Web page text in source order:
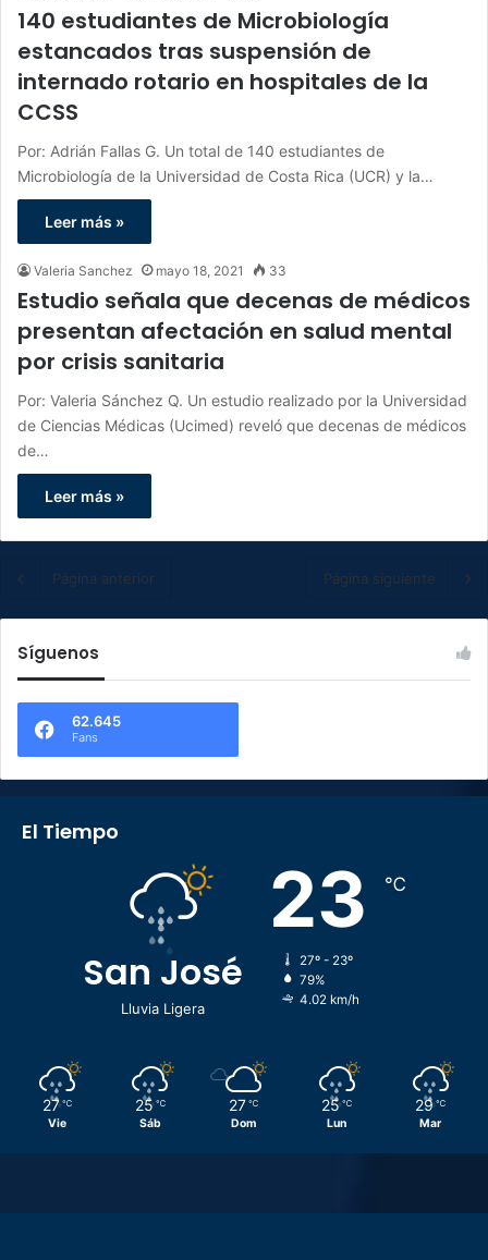
140 estudiantes de Microbiología
estancados tras suspensión de
internado rotario en hospitales de la
CCSS
Por: Adrián Fallas G. Un total de 140 estudiantes de
Microbiología de la Universidad de Costa Rica (UCR) y la…
Leer más »
Valeria Sanchez mayo 18, 2021 33
Estudio señala que decenas de médicos
presentan afectación en salud mental
por crisis sanitaria
Por: Valeria Sánchez Q. Un estudio realizado por la Universidad
de Ciencias Médicas (Ucimed) reveló que decenas de médicos
de…
Leer más »
Página anterior Página siguiente
Síguenos
62.645
Fans
El Tiempo
San José
Lluvia Ligera
23 ℃
27º - 23º
79%
4.02 km/h
27 ℃
Vie
25 ℃
Sáb
27 ℃
Dom
25 ℃
Lun
29 ℃
Mar